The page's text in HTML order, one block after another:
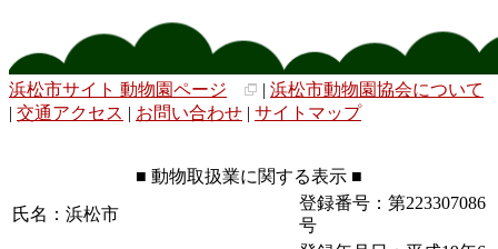
浜松市サイト 動物園ページ | 浜松市動物園協会について
| 交通アクセス | お問い合わせ | サイトマップ
■ 動物取扱業に関する表示 ■
氏名：浜松市
登録番号：第223307086
号